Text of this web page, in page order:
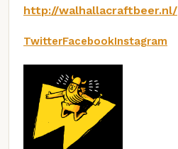
http://walhallacraftbeer.nl/
TwitterFacebookInstagram